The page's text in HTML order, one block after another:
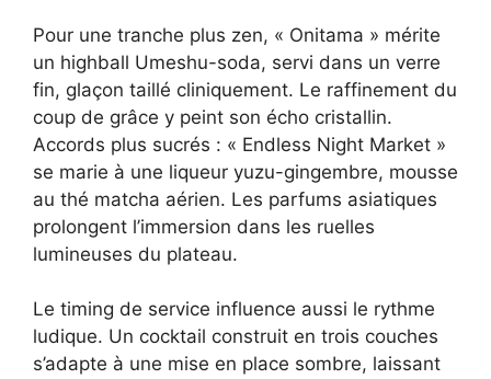
Pour une tranche plus zen, « Onitama » mérite
un highball Umeshu-soda, servi dans un verre
fin, glaçon taillé cliniquement. Le raffinement du
coup de grâce y peint son écho cristallin.
Accords plus sucrés : « Endless Night Market »
se marie à une liqueur yuzu-gingembre, mousse
au thé matcha aérien. Les parfums asiatiques
prolongent l’immersion dans les ruelles
lumineuses du plateau.
Le timing de service influence aussi le rythme
ludique. Un cocktail construit en trois couches
s’adapte à une mise en place sombre, laissant